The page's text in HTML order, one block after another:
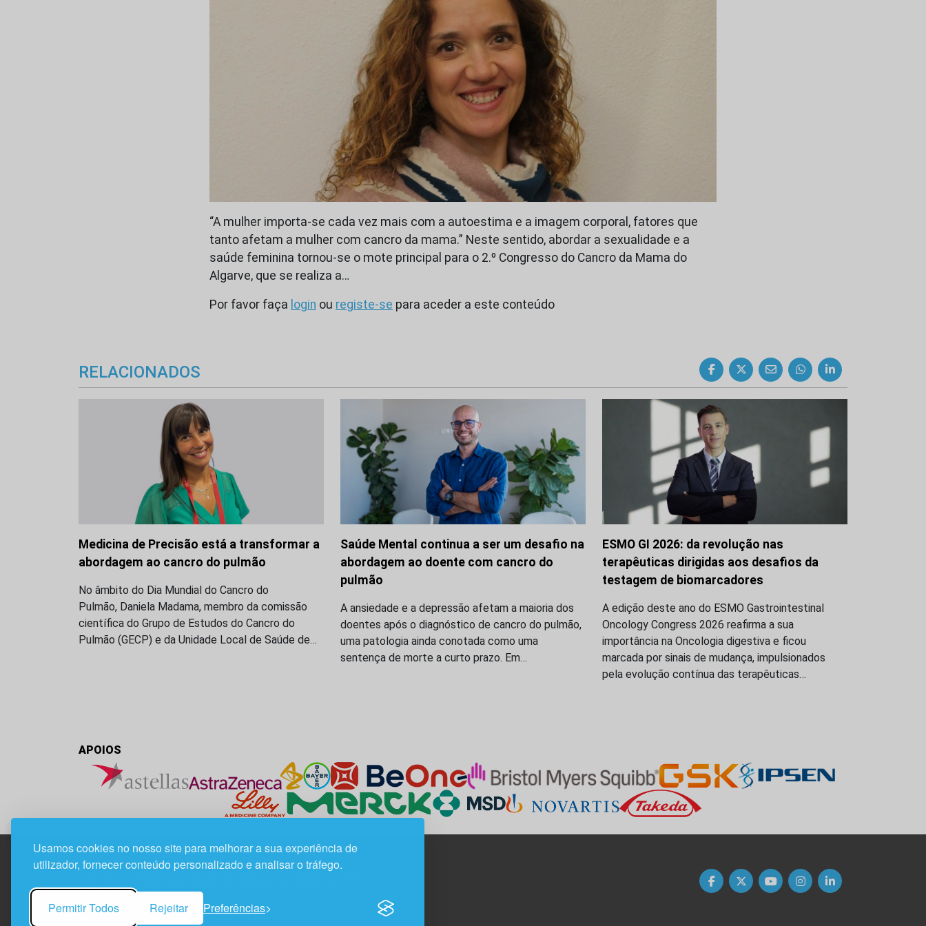
Usamos cookies no nosso site para melhorar a sua experiência de
utilizador, fornecer conteúdo personalizado e analisar o tráfego.
Permitir Todos Rejeitar Preferências
“A mulher importa-se cada vez mais com a autoestima e a imagem corporal, fatores que
tanto afetam a mulher com cancro da mama.” Neste sentido, abordar a sexualidade e a
saúde feminina tornou-se o mote principal para o 2.º Congresso do Cancro da Mama do
Algarve, que se realiza a…
Por favor faça login ou registe-se para aceder a este conteúdo
RELACIONADOS
Medicina de Precisão está a transformar a
abordagem ao cancro do pulmão
No âmbito do Dia Mundial do Cancro do
Pulmão, Daniela Madama, membro da comissão
científica do Grupo de Estudos do Cancro do
Pulmão (GECP) e da Unidade Local de Saúde de…
Saúde Mental continua a ser um desafio na
abordagem ao doente com cancro do
pulmão
A ansiedade e a depressão afetam a maioria dos
doentes após o diagnóstico de cancro do pulmão,
uma patologia ainda conotada como uma
sentença de morte a curto prazo. Em…
ESMO GI 2026: da revolução nas
terapêuticas dirigidas aos desafios da
testagem de biomarcadores
A edição deste ano do ESMO Gastrointestinal
Oncology Congress 2026 reafirma a sua
importância na Oncologia digestiva e ficou
marcada por sinais de mudança, impulsionados
pela evolução contínua das terapêuticas…
APOIOS
1800-282 Lisboa | Portugal
21 850 40 65